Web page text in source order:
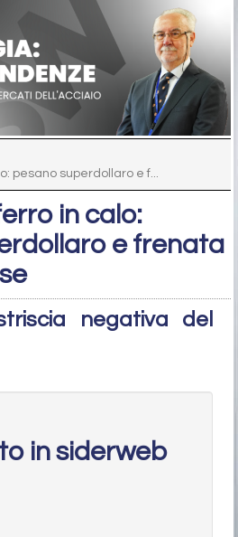
pesano superdollaro e f...
in calo:
e frenata
negativa del
in siderweb